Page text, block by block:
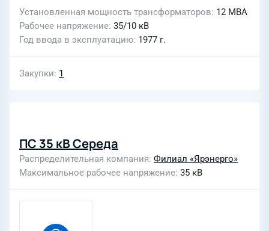
Установленная мощность трансформаторов 12 МВА
Рабочее напряжение 35/10 кВ
Год ввода в эксплуатацию 1977 г.
Закупки 1
ПС 35 кВ Середа
Распределительная компания Филиал «Ярэнерго»
Максимальное рабочее напряжение 35 кВ